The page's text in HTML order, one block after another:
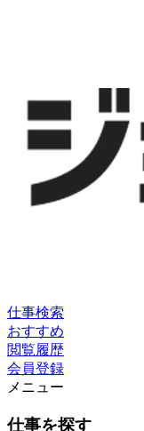
仕事検索
おすすめ
閲覧履歴
会員登録
メニュー
仕事を探す